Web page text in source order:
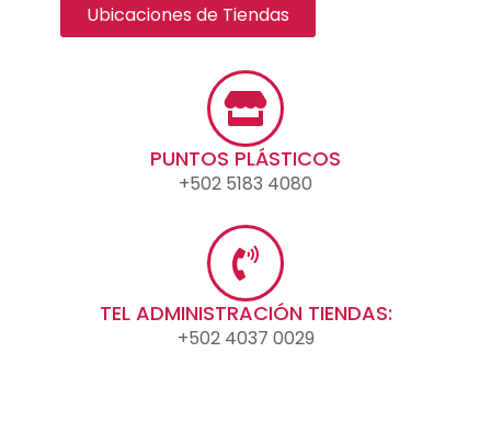
Ubicaciones de Tiendas
PUNTOS PLÁSTICOS
+502 5183 4080
TEL ADMINISTRACIÓN TIENDAS:
+502 4037 0029